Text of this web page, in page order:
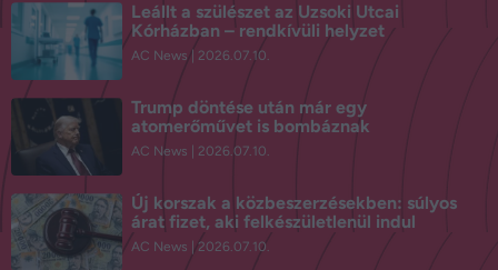
Leállt a szülészet az Uzsoki Utcai
Kórházban – rendkívüli helyzet
AC News 2026.07.10.
Trump döntése után már egy
atomerőművet is bombáznak
AC News 2026.07.10.
Új korszak a közbeszerzésekben: súlyos
árat fizet, aki felkészületlenül indul
AC News 2026.07.10.